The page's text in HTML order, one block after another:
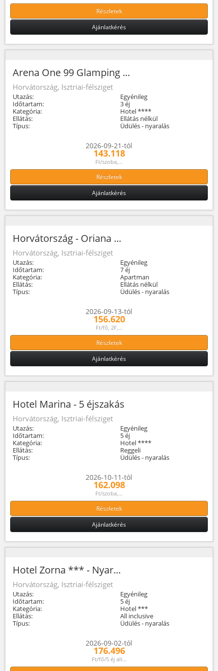
Részletek
Ajánlatkérés
Arena One 99 Glamping ...
Horvátország, Isztriai-félsziget
Utazás:
Egyénileg
Időtartam:
3 éj
Kategória:
Hotel ****
Ellátás:
Ellátás nélkül
Típus:
Üdülés - nyaralás
2026-09-21-tól
143.118
Ft/szoba,...
Részletek
Ajánlatkérés
Horvátország - Oriana ...
Horvátország, Isztriai-félsziget
Utazás:
Egyénileg
Időtartam:
7 éj
Kategória:
Apartman
Ellátás:
Ellátás nélkül
Típus:
Üdülés - nyaralás
2026-09-13-tól
156.620
Ft/fő, 2F,...
Részletek
Ajánlatkérés
Hotel Marina - 5 éjszakás
Horvátország, Isztriai-félsziget
Utazás:
Egyénileg
Időtartam:
5 éj
Kategória:
Hotel ****
Ellátás:
Reggeli
Típus:
Üdülés - nyaralás
2026-10-11-tól
162.098
Ft/szoba,...
Részletek
Ajánlatkérés
Hotel Zorna *** - Nyar...
Horvátország, Isztriai-félsziget
Utazás:
Egyénileg
Időtartam:
5 éj
Kategória:
Hotel ***
Ellátás:
All inclusive
Típus:
Üdülés - nyaralás
2026-09-02-tól
176.496
Ft/fő/5 éj all...